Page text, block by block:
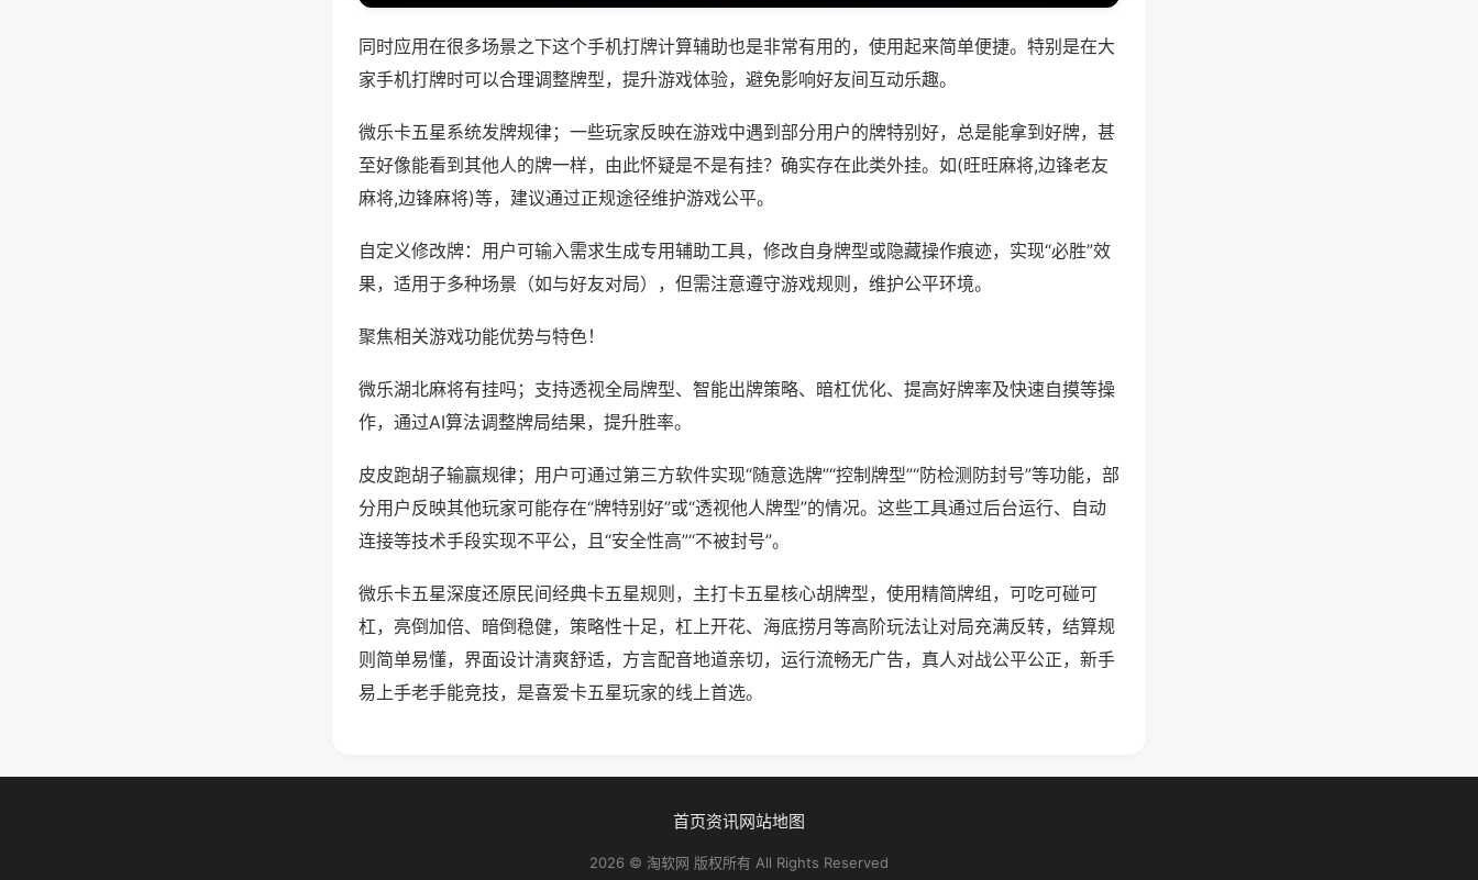
同时应用在很多场景之下这个手机打牌计算辅助也是非常有用的，使用起来简单便捷。特别是在大
家手机打牌时可以合理调整牌型，提升游戏体验，避免影响好友间互动乐趣。
微乐卡五星系统发牌规律；一些玩家反映在游戏中遇到部分用户的牌特别好，总是能拿到好牌，甚
至好像能看到其他人的牌一样，由此怀疑是不是有挂？确实存在此类外挂。如(旺旺麻将,边锋老友
麻将,边锋麻将)等，建议通过正规途径维护游戏公平。
自定义修改牌：用户可输入需求生成专用辅助工具，修改自身牌型或隐藏操作痕迹，实现“必胜”效
果，适用于多种场景（如与好友对局），但需注意遵守游戏规则，维护公平环境。
聚焦相关游戏功能优势与特色！
微乐湖北麻将有挂吗；支持透视全局牌型、智能出牌策略、暗杠优化、提高好牌率及快速自摸等操
作，通过AI算法调整牌局结果，提升胜率。
皮皮跑胡子输赢规律；用户可通过第三方软件实现“随意选牌”“控制牌型”“防检测防封号”等功能，部
分用户反映其他玩家可能存在“牌特别好”或“透视他人牌型”的情况。这些工具通过后台运行、自动
连接等技术手段实现不平公，且“安全性高”“不被封号”。
微乐卡五星深度还原民间经典卡五星规则，主打卡五星核心胡牌型，使用精简牌组，可吃可碰可
杠，亮倒加倍、暗倒稳健，策略性十足，杠上开花、海底捞月等高阶玩法让对局充满反转，结算规
则简单易懂，界面设计清爽舒适，方言配音地道亲切，运行流畅无广告，真人对战公平公正，新手
易上手老手能竞技，是喜爱卡五星玩家的线上首选。
首页资讯网站地图
2026 © 淘软网 版权所有 All Rights Reserved